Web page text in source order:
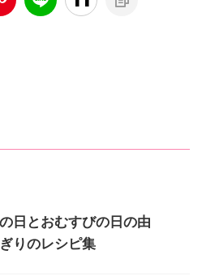
日とおむすびの日の由
りのレシピ集